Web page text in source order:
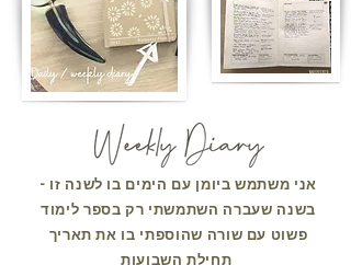
אני משתמש ביומן עם הימים בו לשנה זו -
בשנה שעברה השתמשתי רק בספר לימוד
פשוט עם שורה שהוספתי בו את תאריך